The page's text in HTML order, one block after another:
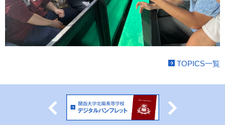
TOPICS一覧
Previous